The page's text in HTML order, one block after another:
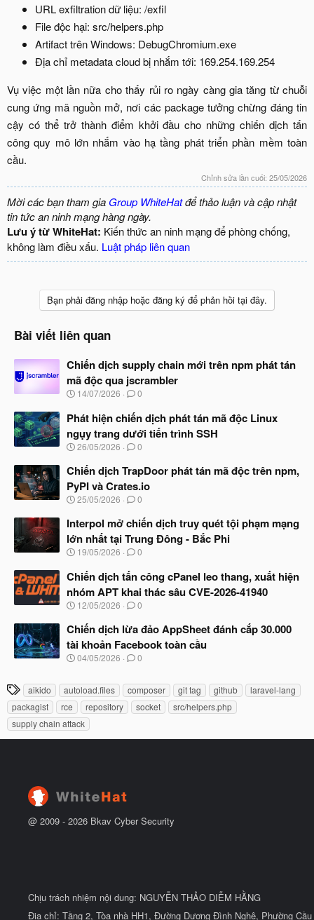
URL exfiltration dữ liệu: /exfil​
File độc hại: src/helpers.php​
Artifact trên Windows: DebugChromium.exe​
Địa chỉ metadata cloud bị nhắm tới: 169.254.169.254​
Vụ việc một lần nữa cho thấy rủi ro ngày càng gia tăng từ chuỗi
cung ứng mã nguồn mở, nơi các package tưởng chừng đáng tin
cậy có thể trở thành điểm khởi đầu cho những chiến dịch tấn
công quy mô lớn nhắm vào hạ tầng phát triển phần mềm toàn
cầu.​
Chỉnh sửa lần cuối: 25/05/2026
Mời các bạn tham gia Group WhiteHatđể thảo luận và cập nhật
tin tức an ninh mạng hàng ngày.
Lưu ý từ WhiteHat: Kiến thức an ninh mạng để phòng chống,
không làm điều xấu. Luật pháp liên quan
Bạn phải đăng nhập hoặc đăng ký để phản hồi tại đây.
Bài viết liên quan
Chiến dịch supply chain mới trên npm phát tán
mã độc qua jscrambler
N
à
y
b
ắ
đ
ầ
u
14/07/2026 0
Phát hiện chiến dịch phát tán mã độc Linux
ngụy trang dưới tiến trình SSH
N
à
b
ắ
đ
ầ
u
26/05/2026 0
Chiến dịch TrapDoor phát tán mã độc trên npm,
PyPI và Crates.io
N
à
b
ắ
đ
ầ
u
25/05/2026 0
Interpol mở chiến dịch truy quét tội phạm mạng
lớn nhất tại Trung Đông - Bắc Phi
N
à
y
b
ắ
đ
ầ
u
19/05/2026 0
Chiến dịch tấn công cPanel leo thang, xuất hiện
nhóm APT khai thác sâu CVE-2026-41940
N
à
b
ắ
đ
ầ
u
12/05/2026 0
Chiến dịch lừa đảo AppSheet đánh cắp 30.000
tài khoản Facebook toàn cầu
N
y
b
ắ
t
04/05/2026 0
T
h
ẻ
aikido autoload.files composer git tag github
laravel-lang
packagist
rce repository socket
src/helpers.php
supply chain attack
@ 2009 - 2026 Bkav Cyber Security
Chịu trách nhiệm nội dung: NGUYỄN THẢO DIỄM HẰNG
Địa chỉ: Tầng 2, Tòa nhà HH1, Đường Dương Đình Nghệ, Phường